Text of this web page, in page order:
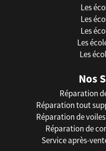
Les
Les
Les
Les
Les
Nos
Réparation
Réparation tout
Réparation de
Réparation de
Service après-